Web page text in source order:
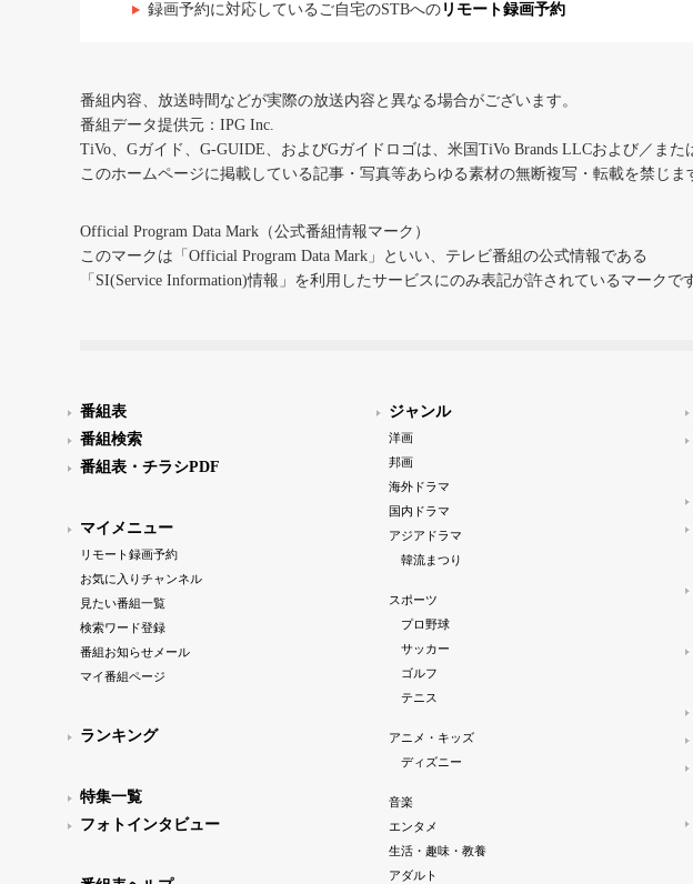
録画予約に対応しているご自宅のSTBへの リモート録画予約
番組内容、放送時間などが実際の放送内容と異なる場合がございます。
番組データ提供元：IPG Inc.
TiVo、Gガイド、G-GUIDE、およびGガイドロゴは、米国TiVo Brands LLCおよび／ま
このホームページに掲載している記事・写真等あらゆる素材の無断複写・転載を禁じま
Official Program Data Mark（公式番組情報マーク）
このマークは「Official Program Data Mark」といい、テレビ番組の公式情報である
「SI(Service Information)情報」を利用したサービスにのみ表記が許されているマークで
番組表
番組検索
番組表・チラシPDF
マイメニュー
リモート録画予約
お気に入りチャンネル
見たい番組一覧
検索ワード登録
番組お知らせメール
マイ番組ページ
ランキング
特集一覧
フォトインタビュー
ジャンル
洋画
邦画
海外ドラマ
国内ドラマ
アジアドラマ
韓流まつり
スポーツ
プロ野球
サッカー
ゴルフ
テニス
アニメ・キッズ
ディズニー
音楽
エンタメ
生活・趣味・教養
アダルト